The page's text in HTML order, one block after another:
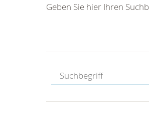
Geben Sie hier Ihren